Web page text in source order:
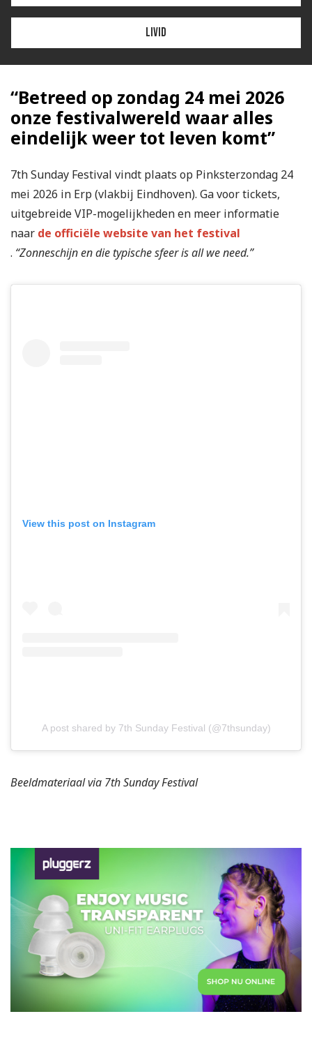
Livid
“Betreed op zondag 24 mei 2026
onze festivalwereld waar alles
eindelijk weer tot leven komt”
7th Sunday Festival vindt plaats op Pinksterzondag 24
mei 2026 in Erp (vlakbij Eindhoven). Ga voor tickets,
uitgebreide VIP-mogelijkheden en meer informatie
naar de officiële website van het festival
. “Zonneschijn en die typische sfeer is all we need.”
View this post on Instagram
A post shared by 7th Sunday Festival (@7thsunday)
Beeldmateriaal via 7th Sunday Festival